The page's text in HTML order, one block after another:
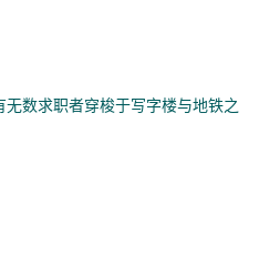
数求职者穿梭于写字楼与地铁之